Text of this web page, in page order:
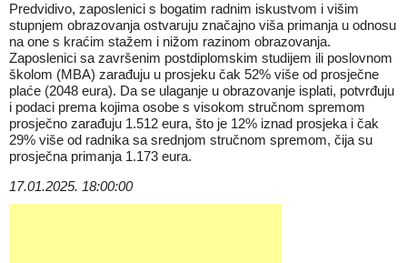
Predvidivo, zaposlenici s bogatim radnim iskustvom i višim
stupnjem obrazovanja ostvaruju značajno viša primanja u odnosu
na one s kraćim stažem i nižom razinom obrazovanja.
Zaposlenici sa završenim postdiplomskim studijem ili poslovnom
školom (MBA) zarađuju u prosjeku čak 52% više od prosječne
plaće (2048 eura). Da se ulaganje u obrazovanje isplati, potvrđuju
i podaci prema kojima osobe s visokom stručnom spremom
prosječno zarađuju 1.512 eura, što je 12% iznad prosjeka i čak
29% više od radnika sa srednjom stručnom spremom, čija su
prosječna primanja 1.173 eura.
17.01.2025. 18:00:00